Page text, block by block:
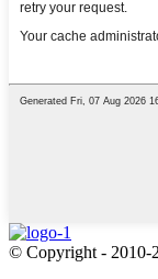
© Copyright - 2010-